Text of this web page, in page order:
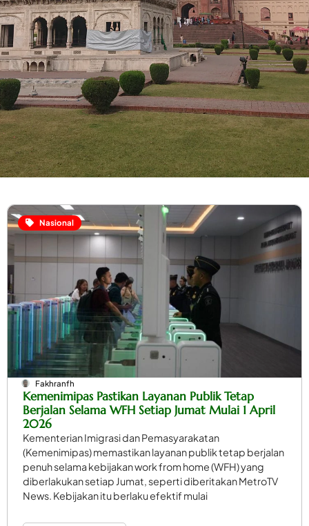
Nasional
Fakhranfh
Kemenimipas Pastikan Layanan Publik Tetap
Berjalan Selama WFH Setiap Jumat Mulai 1 April
2026
Kementerian Imigrasi dan Pemasyarakatan
(Kemenimipas) memastikan layanan publik tetap berjalan
penuh selama kebijakan work from home (WFH) yang
diberlakukan setiap Jumat, seperti diberitakan MetroTV
News. Kebijakan itu berlaku efektif mulai